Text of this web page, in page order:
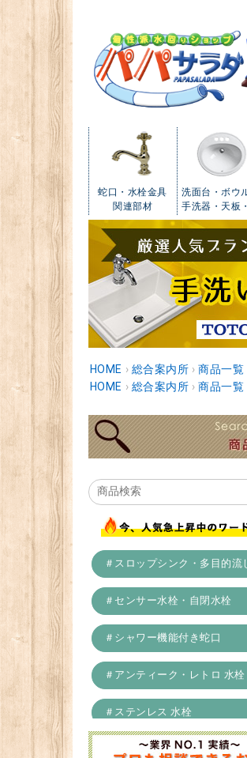
蛇口・水栓金具
関連部材
洗面台・ボウ
手洗器・天板
HOME › 総合案内所 › 商品一覧
HOME › 総合案内所 › 商品一覧
＃スロップシンク・多目的流
＃センサー水栓・自閉水栓
＃シャワー機能付き蛇口
＃アンティーク・レトロ 水栓
＃ステンレス 水栓
＃浄水器